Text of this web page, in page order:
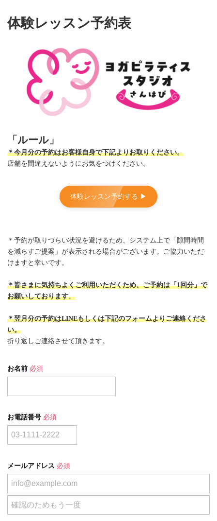
体験レッスン予約表
「ルール」
＊今月分の予約はお客様自身で下記よりお取りください。
店舗を間違えないようにお気をつけください。
体験レッスン予約する ▶︎
＊予約が取りづらい状況を避けるため、システム上で「隙間時間
を減らすご提案」が表示される場合がございます。ご協力いただ
けますと幸いです。
＊皆さまに気持ちよくご利用いただくため、ご予約は「1回分」で
お願いしております。
＊翌月分の予約はLINEもしくは下記のフォームよりご連絡くださ
い。
折り返しご連絡させて頂きます。
お名前 必須
お電話番号 必須
メールアドレス 必須